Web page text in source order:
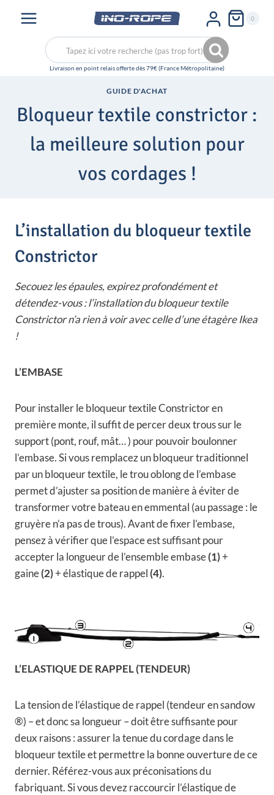
0
Recherche
pour :
Recherche
GUIDE D'ACHAT
Bloqueur textile constrictor :
la meilleure solution pour
vos cordages !
L’installation du bloqueur textile
Constrictor
Secouez les épaules, expirez profondément et
détendez-vous : l’installation du bloqueur textile
Constrictor n’a rien à voir avec celle d’une étagère Ikea
!
L’EMBASE
Pour installer le bloqueur textile Constrictor en
première monte, il suffit de percer deux trous sur le
support (pont, rouf, mât… ) pour pouvoir boulonner
l’embase. Si vous remplacez un bloqueur traditionnel
par un bloqueur textile, le trou oblong de l’embase
permet d’ajuster sa position de manière à éviter de
transformer votre bateau en emmental (au passage : le
gruyère n’a pas de trous). Avant de fixer l’embase,
pensez à vérifier que l’espace est suffisant pour
accepter la longueur de l’ensemble embase(1)+
gaine(2)+ élastique de rappel (4).
L’ELASTIQUE DE RAPPEL (TENDEUR)
La tension de l’élastique de rappel (tendeur en sandow
®) – et donc sa longueur – doit être suffisante pour
deux raisons : assurer la tenue du cordage dans le
bloqueur textile et permettre la bonne ouverture de ce
dernier. Référez-vous aux préconisations du
fabriquant. Si vous devez raccourcir l’élastique de